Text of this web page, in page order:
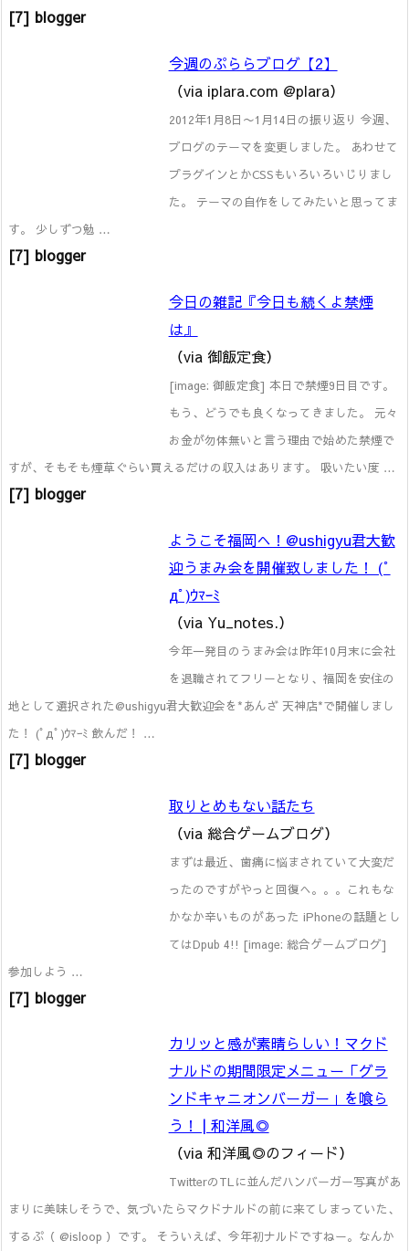
[7] blogger
今週のぷららブログ【2】
（via iplara.com @plara）
2012年1月8日〜1月14日の振り返り 今週、
ブログのテーマを変更しました。 あわせて
プラグインとかCSSもいろいろいじりまし
た。 テーマの自作をしてみたいと思ってま
す。 少しずつ勉 …
[7] blogger
今日の雑記『今日も続くよ禁煙
は』
（via 御飯定食）
[image: 御飯定食] 本日で禁煙9日目です。
もう、どうでも良くなってきました。 元々
お金が勿体無いと言う理由で始めた禁煙で
すが、そもそも煙草ぐらい買えるだけの収入はあります。 吸いたい度 …
[7] blogger
ようこそ福岡へ！@ushigyu君大歓
迎うまみ会を開催致しました！ (ﾟ
дﾟ)ｳﾏｰﾐ
（via Yu_notes.）
今年一発目のうまみ会は昨年10月末に会社
を退職されてフリーとなり、福岡を安住の
地として選択された@ushigyu君大歓迎会を*あんざ 天神店*で開催しまし
た！ (ﾟдﾟ)ｳﾏｰﾐ 飲んだ！ …
[7] blogger
取りとめもない話たち
（via 総合ゲームブログ）
まずは最近、歯痛に悩まされていて大変だ
ったのですがやっと回復へ。。。これもな
かなか辛いものがあった iPhoneの話題とし
てはDpub 4!! [image: 総合ゲームブログ]
参加しよう …
[7] blogger
カリッと感が素晴らしい！マクド
ナルドの期間限定メニュー「グラ
ンドキャニオンバーガー」を喰ら
う！ | 和洋風◎
（via 和洋風◎のフィード）
TwitterのTLに並んだハンバーガー写真があ
まりに美味しそうで、気づいたらマクドナルドの前に来てしまっていた、
するぷ（ @isloop ）です。 そういえば、今年初ナルドですねー。なんか